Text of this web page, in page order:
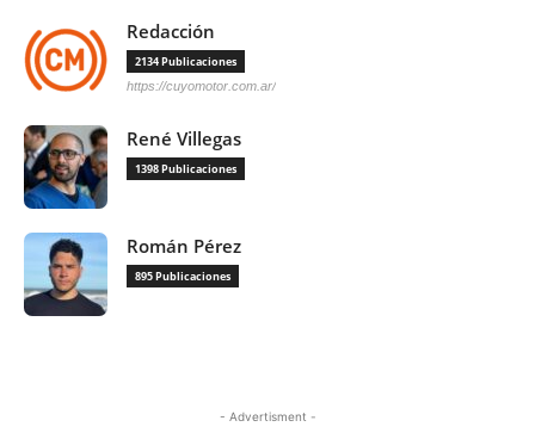
Redacción
2134 Publicaciones
https://cuyomotor.com.ar/
René Villegas
1398 Publicaciones
Román Pérez
895 Publicaciones
- Advertisment -